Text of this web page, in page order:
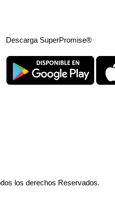
Descarga SuperPromise®
los derechos Reservados.